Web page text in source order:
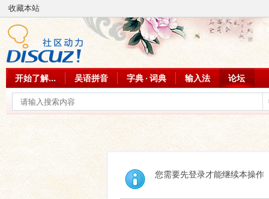
收藏本站
开始了解... 吴语拼音 字典 · 词典 输入法 论坛
您需要先登录才能继续本操作